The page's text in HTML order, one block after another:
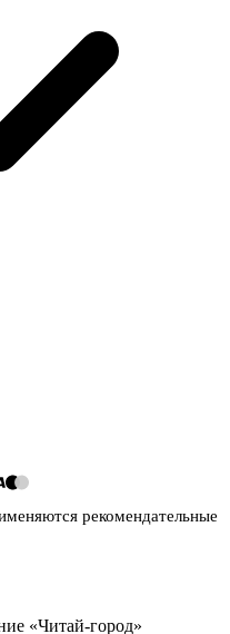
рекомендательные
«Читай-город»